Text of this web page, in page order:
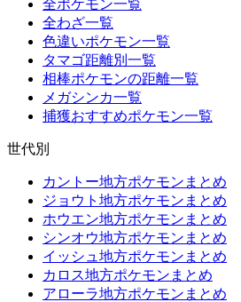
全ポケモン一覧
全わざ一覧
色違いポケモン一覧
タマゴ距離別一覧
相棒ポケモンの距離一覧
メガシンカ一覧
捕獲おすすめポケモン一覧
世代別
カントー地方ポケモンまとめ
ジョウト地方ポケモンまとめ
ホウエン地方ポケモンまとめ
シンオウ地方ポケモンまとめ
イッシュ地方ポケモンまとめ
カロス地方ポケモンまとめ
アローラ地方ポケモンまとめ